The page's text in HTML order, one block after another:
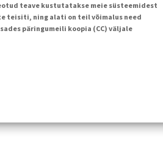
teave kustutatakse meie süsteemidest
teisiti, ning alati on teil võimalus need
päringumeili koopia (CC) väljale